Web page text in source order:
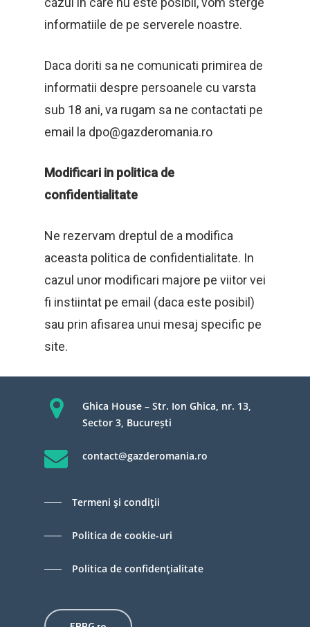
informatiile de pe serverele noastre.
Daca doriti sa ne comunicati primirea de
informatii despre persoanele cu varsta
sub 18 ani, va rugam sa ne contactati pe
email la dpo@gazderomania.ro
Modificari in politica de
confidentialitate
Ne rezervam dreptul de a modifica
aceasta politica de confidentialitate. In
cazul unor modificari majore pe viitor vei
fi instiintat pe email (daca este posibil)
sau prin afisarea unui mesaj specific pe
site.
Ghica House – Str. Ion Ghica, nr. 13,
Sector 3, București
contact@gazderomania.ro
Termeni şi condiţii
Politica de cookie-uri
Politica de confidenţialitate